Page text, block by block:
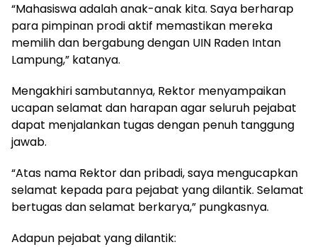
“Mahasiswa adalah anak-anak kita. Saya berharap
para pimpinan prodi aktif memastikan mereka
memilih dan bergabung dengan UIN Raden Intan
Lampung,” katanya.
Mengakhiri sambutannya, Rektor menyampaikan
ucapan selamat dan harapan agar seluruh pejabat
dapat menjalankan tugas dengan penuh tanggung
jawab.
“Atas nama Rektor dan pribadi, saya mengucapkan
selamat kepada para pejabat yang dilantik. Selamat
bertugas dan selamat berkarya,” pungkasnya.
Adapun pejabat yang dilantik: